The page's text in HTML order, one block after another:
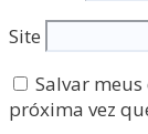
Site
Salvar
próxima vez